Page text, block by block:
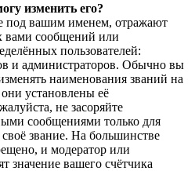
изменить его?
под вашим именем, отражают
вами сообщений или
пользователей:
и администраторов. Обычно вы
наименования званий на
установлены её
не засоряйте
сообщениями только для
звание. На большинстве
и модератор или
значение вашего счётчика